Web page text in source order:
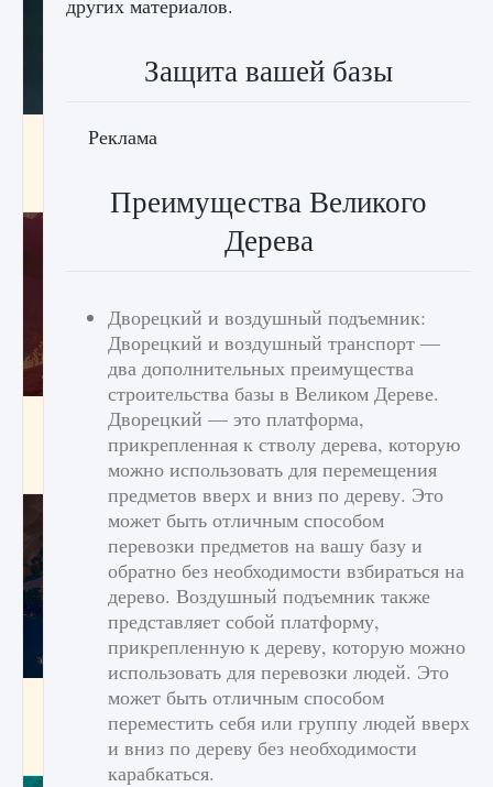
Как проверить статус сервера Delta Force
9 августа 2024 0
Как приручить существ джунглей Нари в
игре Creatures of Ava
9 августа 2024 1 218 0 0
Как разблокировать заклинание Крист в
Creatures of Ava
9 августа 2024 1 393 0 0
других материалов.
Защита вашей базы
Реклама
Преимущества Великого
Дерева
Дворецкий и воздушный подъемник:
Дворецкий и воздушный транспорт —
два дополнительных преимущества
строительства базы в Великом Дереве.
Дворецкий — это платформа,
прикрепленная к стволу дерева, которую
можно использовать для перемещения
предметов вверх и вниз по дереву. Это
может быть отличным способом
перевозки предметов на вашу базу и
обратно без необходимости взбираться на
дерево. Воздушный подъемник также
представляет собой платформу,
прикрепленную к дереву, которую можно
использовать для перевозки людей. Это
может быть отличным способом
переместить себя или группу людей вверх
и вниз по дереву без необходимости
карабкаться.